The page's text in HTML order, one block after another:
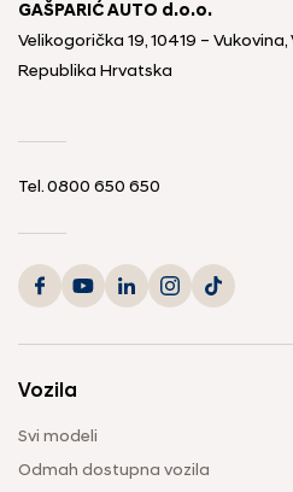
GAŠPARIĆ AUTO d.o.o.
Velikogorička 19, 10419 –
Republika Hrvatska
Tel. 0800 650 650
Vozila
Svi modeli
Odmah dostupna vozila